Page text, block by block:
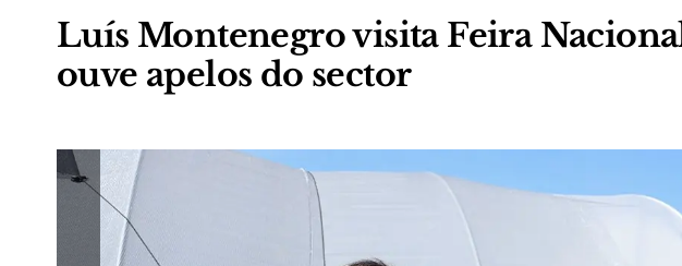
Luís Montenegro visita Feira
ouve apelos do sector